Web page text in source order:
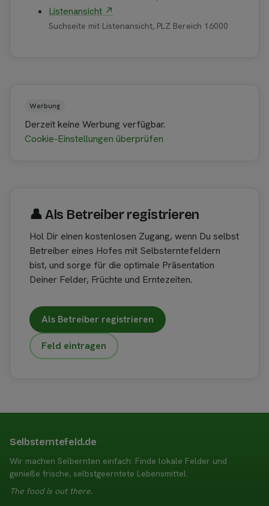
Listenansicht ↗
Suchseite mit Listenansicht, PLZ Bereich 16000
Werbung
Derzeit keine Werbung verfügbar.
Cookie-Einstellungen überprüfen
👤︎ Als Betreiber registrieren
Hol Dir einen kostenlosen Zugang, wenn Du selbst
Betreiber eines Hofes mit Selbsterntefeldern
bist, und sorge für die optimale Präsentation
Deiner Felder, Früchte und Erntezeiten.
Als Betreiber registrieren
Feld eintragen
Selbsterntefeld.de
Wir machen Selbernten einfach: Finde lokale Felder und
genieße frische, selbstgeerntete Lebensmittel.
The food is out there.